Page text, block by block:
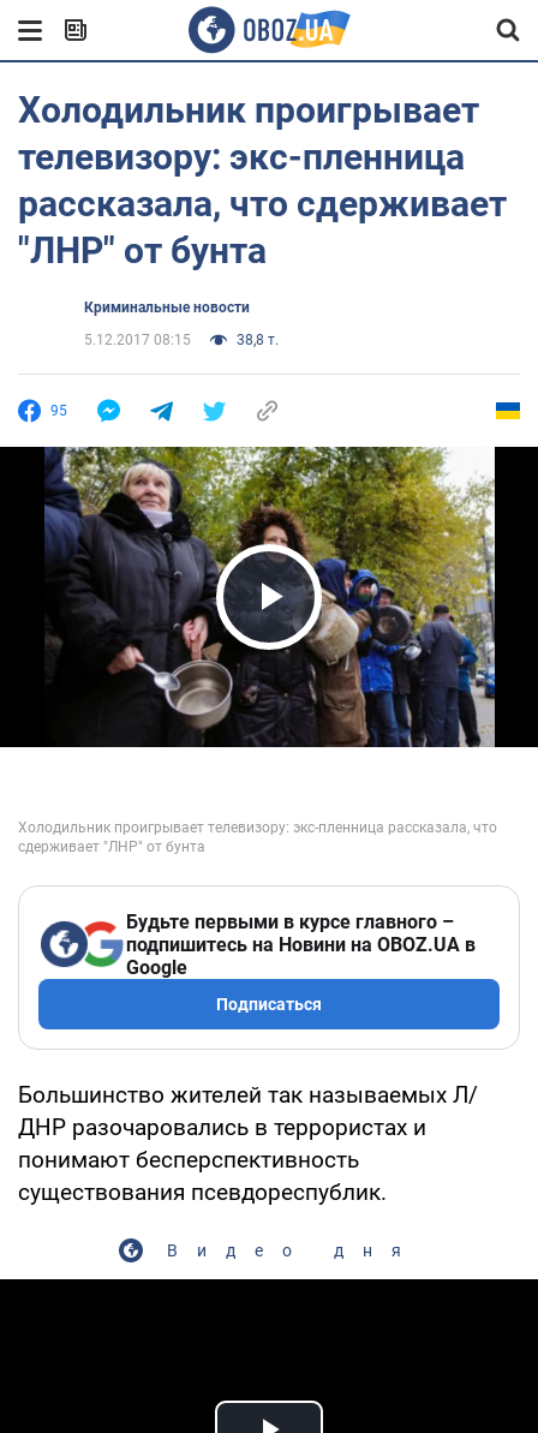
Холодильник проигрывает
телевизору: экс-пленница
рассказала, что сдерживает
"ЛНР" от бунта
Криминальные новости
5.12.2017 08:15
38,8 т.
95
Play Video
Будьте первыми в курсе главного –
подпишитесь на Новини на OBOZ.UA в
Google
Подписаться
Большинство жителей так называемых Л/
ДНР разочаровались в террористах и
понимают бесперспективность
существования псевдореспублик.
Видео дня